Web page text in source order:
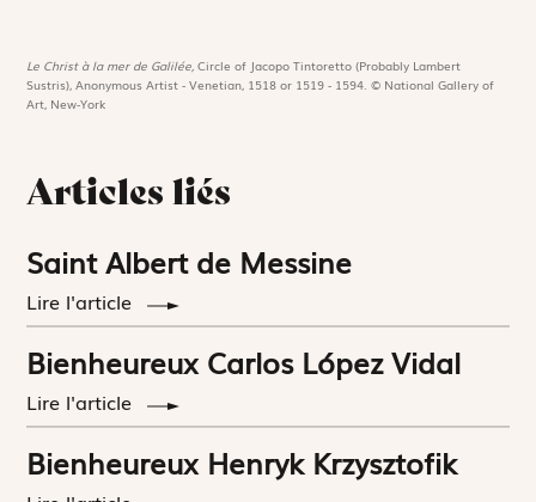
Le Christ à la mer de Galilée,Circle of Jacopo Tintoretto (Probably Lambert
Sustris), Anonymous Artist - Venetian, 1518 or 1519 - 1594. © National Gallery of
Art, New-York
Articles liés
Saint Albert de Messine
Lire l'article
Bienheureux Carlos López Vidal
Lire l'article
Bienheureux Henryk Krzysztofik